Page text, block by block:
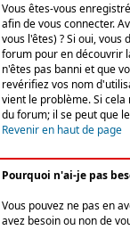
Vous êtes-vous
afin de vous connecter.
vous l'êtes) ? Si oui,
forum pour en découvrir
n'êtes pas banni et que
revérifiez vos nom
vient le problème. Si
du forum; il se peut que
Revenir en haut de page
Pourquoi n'ai-je pas
Vous pouvez ne pas en
avez besoin ou non de